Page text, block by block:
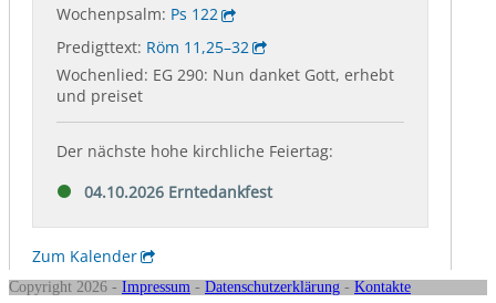
Copyright 2026 - Impressum - Datenschutzerklärung - Kontakte